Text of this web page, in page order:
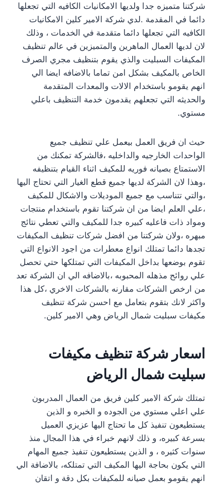
شركتنا متميزه جدا ولديها الامكانيات الكافيه التي تجعلها
دائما في المقدمة .لدي شركة الامير كلين الامكانيات
الكافيه التي تجعلها دائما متقدمة في الخدمات ، وذلك
لان لديها العمال الماهرين والمتميزين في عالم تنظيف
المكيفات السبليت والذي يقوم بتنظيف مجري الصرف
الخاص بالمكيف بشكل امن تماما بالاضافه ايضا الي
انهم يقومو باستخدام الالات والمعدات المتقدمة
والحديثه التي تجعلهم يقدمون خدمة التنظيف باعلي
مستوي.
حيث ان فريق العمل بيعمل علي تنظيف جميع
الواحدات الخارجيه والداخليه ،فالشركة تمكنك من
الاستمتاع بصيانه فوريه للمكيف اثناء القيام بتنظيفه
،وهذا لان الشركة لديها جميع قطع الغيار التي تحتاج اليها
،والتي تتناسب مع جميع الموديلات والاشكال للمكيف
،علي العلم ايضا من ان شركتنا تقوم باستخدام منتجات
ومواد ذات فاعليه كبيره جدا للمكيف والتي تعطي نتائج
مبهره ،ولان شركتنا من افضل شركات تنظيف المكيفات
تجدها دائما تمتلك انواع معطرات من اجود الانواع التي
تقوم بوضعها بداخل المكيفات التي تمتلكها حتي تحصل
علي روائح مذهله المحبوبه ،بالاضافه الي ان الشركة تعد
من ارخص الشركات مقارنه بالشركات الاخري ،كل هذا
واكثر لانك بتقوم بتعامل مع احسن شركة تنظيف
مكيفات سبليت شمال الرياض وهي الامير كلين.
اسعار شركة تنظيف مكيفات
سبليت شمال الرياض
تمتلك شركة الامير كلين فريق من العمال المدربون
علي اعلي مستوي من الجوده و الخبره و الذين
يستطيعون تنفيذ كل ما تحتاج اليها عزيزي العميل
بسرعة كبيره، و ذلك لانهم خبراء في هذا المجال منذ
سنوات كثيره ، و الذين يستطيعون تنفيذ جميع المهام
التي يكون بحاجة اليها المكيف التي تمتلكه، بالاضافة الي
انهم يقومو بعمل صيانه للمكيفات بكل دقة و اتقان